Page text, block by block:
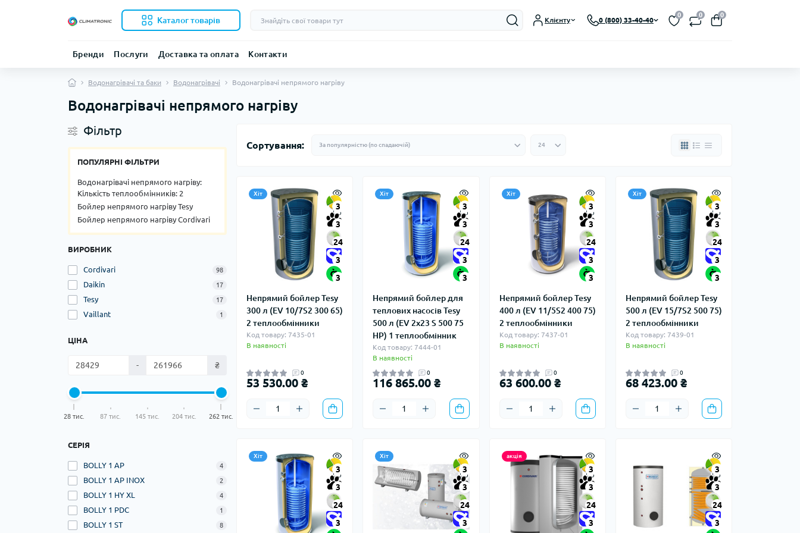
Каталог товарів Клієнту 0 (800) 33-40-40
0 0 0
Бренди Послуги Доставка та оплата Контакти
Водонагрівачі та баки Водонагрівачі Водонагрівачі непрямого нагріву
Водонагрівачі непрямого нагріву
Фільтр
ПОПУЛЯРНІ ФІЛЬТРИ
Водонагрівачі непрямого нагріву:
Кількість теплообмінників: 2
Бойлер непрямого нагріву Tesy
Бойлер непрямого нагріву Cordivari
ВИРОБНИК
Cordivari 98
Daikin 17
Tesy 17
Vaillant 1
ЦІНА
- ₴
28 тис. 87 тис. 145 тис. 204 тис. 262 тис.
СЕРІЯ
BOLLY 1 AP 4
BOLLY 1 AP INOX 2
BOLLY 1 HY XL 4
BOLLY 1 PDC 1
BOLLY 1 ST 8
Сортування:
Хіт
3
3
24
3
3
Непрямий бойлер Tesy
300 л (EV 10/7S2 300 65)
2 теплообмінники
Код товару: 7435-01
В наявності
0
53 530.00 ₴
Хіт
3
3
24
3
3
Непрямий бойлер для
теплових насосів Tesy
500 л (EV 2x23 S 500 75
HP) 1 теплообмінник
Код товару: 7444-01
В наявності
0
116 865.00 ₴
Хіт
3
3
24
3
3
Непрямий бойлер Tesy
400 л (EV 11/5S2 400 75)
2 теплообмінники
Код товару: 7437-01
В наявності
0
63 600.00 ₴
Хіт
3
3
24
3
3
Непрямий бойлер Tesy
500 л (EV 15/7S2 500 75)
2 теплообмінники
Код товару: 7439-01
В наявності
0
68 423.00 ₴
Хіт
3
3
24
3
Хіт
3
3
24
3
акція
3
3
24
3
3
3
24
3